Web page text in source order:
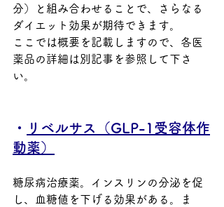
分）と組み合わせることで、さらなる
ダイエット効果が期待できます。
ここでは概要を記載しますので、各医
薬品の詳細は別記事を参照して下さ
い。
・
リベルサス（GLP-1受容体作
動薬）
糖尿病治療薬。インスリンの分泌を促
し、血糖値を下げる効果がある。ま